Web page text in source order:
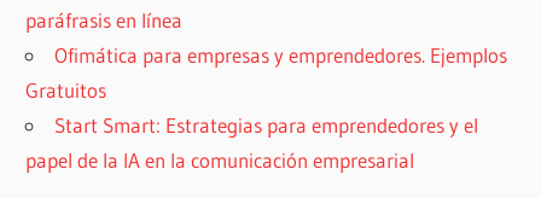
paráfrasis en línea
Ofimática para empresas y emprendedores. Ejemplos
Gratuitos
Start Smart: Estrategias para emprendedores y el
papel de la IA en la comunicación empresarial